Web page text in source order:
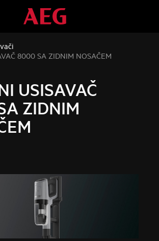
8000 SA ZIDNIM NOSAČEM
USISAVAČ
ZIDNIM